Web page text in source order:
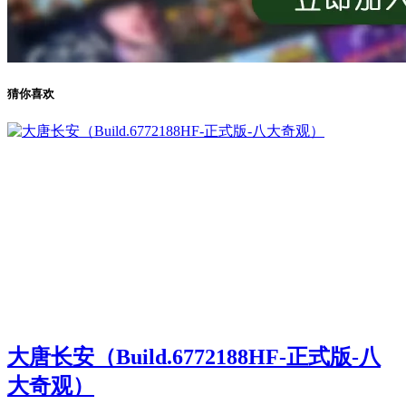
猜你喜欢
大唐长安（Build.6772188HF-正式版-八
大奇观）